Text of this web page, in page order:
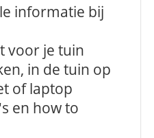
informatie bij
voor je tuin
in de tuin op
of laptop
en how to